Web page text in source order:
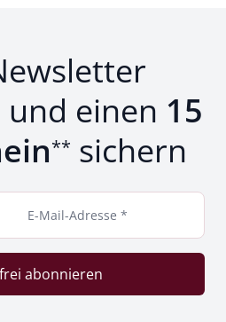
einen 15
** sichern
E-Mail-Adresse *
abonnieren